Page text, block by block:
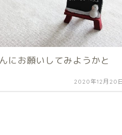
にお願いしてみようかと
2020年12月20